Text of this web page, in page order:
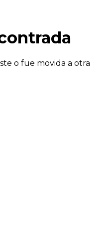
o fue movida a otra